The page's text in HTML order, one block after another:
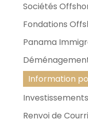
Sociétés
Fondations
Panama
Information
Renvoi de